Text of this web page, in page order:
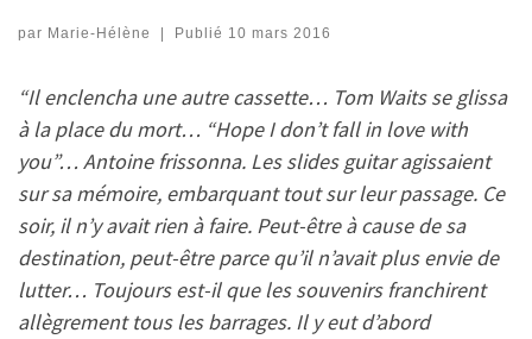
par Marie-Hélène Publié 10 mars 2016
“Il enclencha une autre cassette… Tom Waits se glissa
à la place du mort… “Hope I don’t fall in love with
you”… Antoine frissonna. Les slides guitar agissaient
sur sa mémoire, embarquant tout sur leur passage. Ce
soir, il n’y avait rien à faire. Peut-être à cause de sa
destination, peut-être parce qu’il n’avait plus envie de
lutter… Toujours est-il que les souvenirs franchirent
allègrement tous les barrages. Il y eut d’abord